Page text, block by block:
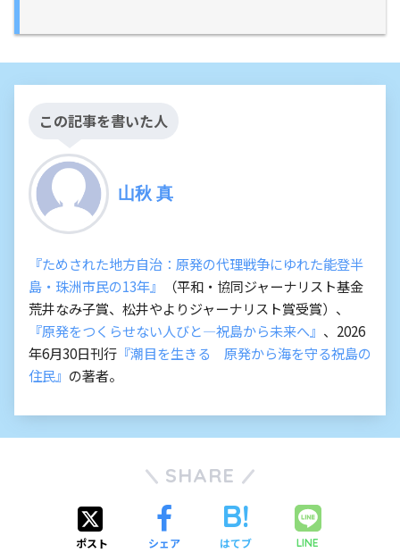
この記事を書いた人
山秋 真
『ためされた地方自治：原発の代理戦争にゆれた能登半
島・珠洲市民の13年』
（平和・協同ジャーナリスト基金
荒井なみ子賞、松井やよりジャーナリスト賞受賞）、
『原発をつくらせない人びと―祝島から未来へ』 、2026
年6月30日刊行 『潮目を生きる 原発から海を守る祝島の
住民』 の著者。
SHARE
ポスト シェア はてブ LINE